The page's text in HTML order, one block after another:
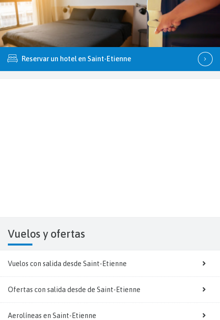
Reservar un hotel en Saint-Etienne
Vuelos y ofertas
Vuelos con salida desde Saint-Etienne
Ofertas con salida desde de Saint-Etienne
Aerolíneas en Saint-Etienne